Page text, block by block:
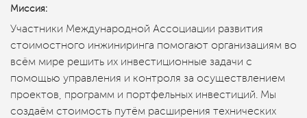
Миссия:
Участники Международной Ассоциации развития
стоимостного инжиниринга помогают организациям во
всём мире решить их инвестиционные задачи с
помощью управления и контроля за осуществлением
проектов, программ и портфельных инвестиций. Мы
создаём стоимость путём расширения технических